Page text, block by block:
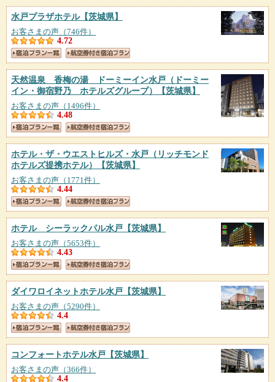
水戸プラザホテル【茨城県】
お客さまの声（746件）
4.72
天然温泉 香梅の湯 ドーミーイン水戸（ドーミー
イン・御宿野乃 ホテルズグループ）
【茨城県】
お客さまの声（1496件）
4.48
ホテル・ザ・ウエストヒルズ・水戸（リッチモンド
ホテルズ提携ホテル）
【茨城県】
お客さまの声（1771件）
4.44
ホテル シーラックパル水戸 【茨城県】
お客さまの声（5653件）
4.43
ダイワロイネットホテル水戸 【茨城県】
お客さまの声（5290件）
4.4
コンフォートホテル水戸 【茨城県】
お客さまの声（366件）
4.4